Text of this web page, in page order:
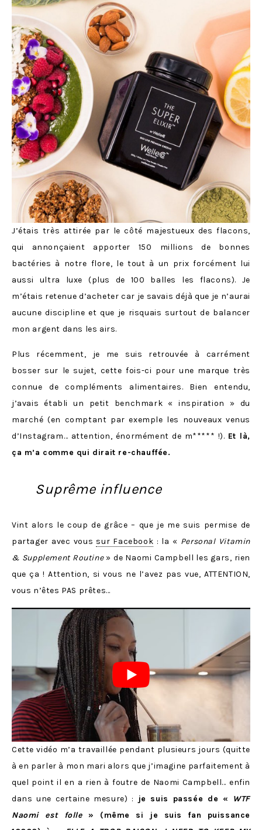
J’étais très attirée par le côté majestueux des flacons,
qui annonçaient apporter 150 millions de bonnes
bactéries à notre flore, le tout à un prix forcément lui
aussi ultra luxe (plus de 100 balles les flacons). Je
m’étais retenue d’acheter car je savais déjà que je n’aurai
aucune discipline et que je risquais surtout de balancer
mon argent dans les airs.
Plus récemment, je me suis retrouvée à carrément
bosser sur le sujet, cette fois-ci pour une marque très
connue de compléments alimentaires. Bien entendu,
j’avais établi un petit benchmark « inspiration » du
marché (en comptant par exemple les nouveaux venus
d’Instagram… attention, énormément de m***** !). Et là,
ça m’a comme qui dirait re-chauffée.
Suprême influence
Vint alors le coup de grâce – que je me suis permise de
partager avec vous sur Facebook : la « Personal Vitamin
& Supplement Routine» de Naomi Campbell les gars, rien
que ça ! Attention, si vous ne l’avez pas vue, ATTENTION,
vous n’êtes PAS prêtes…
Cette vidéo m’a travaillée pendant plusieurs jours (quitte
à en parler à mon mari alors que j’imagine parfaitement à
quel point il en a rien à foutre de Naomi Campbell… enfin
dans une certaine mesure) :
je suis passée de «
WTF
Naomi est folle» (même si je suis fan puissance